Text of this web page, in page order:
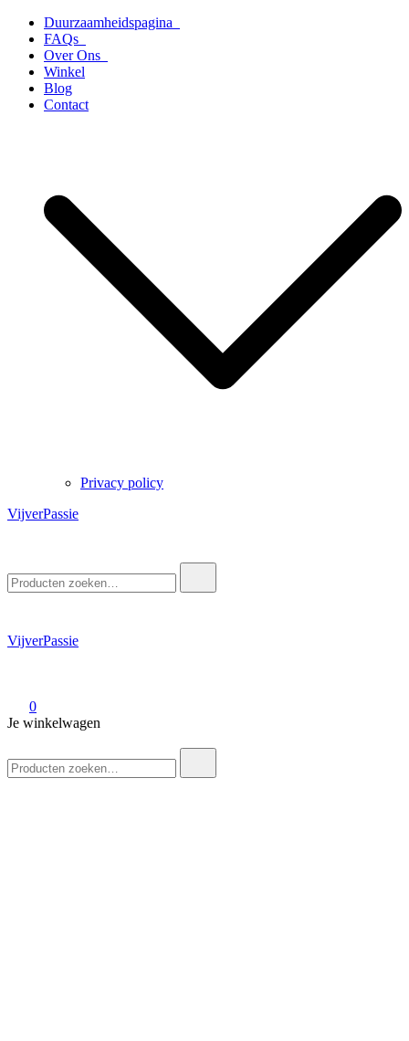
naar
inhoud
Duurzaamheidspagina
FAQs
Over Ons
Winkel
Blog
Contact
Privacy policy
VijverPassie
naar:
VijverPassie
0
Je winkelwagen
naar: